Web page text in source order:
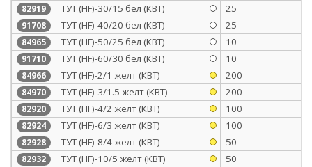
82919 ТУТ (HF)-30/15 бел (КВТ) 25
91708 ТУТ (HF)-40/20 бел (КВТ) 25
84965 ТУТ (HF)-50/25 бел (КВТ) 10
91710 ТУТ (HF)-60/30 бел (КВТ) 10
84966 ТУТ (HF)-2/1 желт (КВТ) 200
84970 ТУТ (HF)-3/1.5 желт (КВТ) 200
82920 ТУТ (HF)-4/2 желт (КВТ) 100
82924 ТУТ (HF)-6/3 желт (КВТ) 100
82928 ТУТ (HF)-8/4 желт (КВТ) 50
82932 ТУТ (HF)-10/5 желт (КВТ) 50